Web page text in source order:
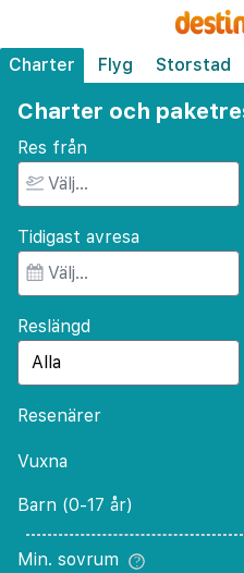
Charter Flyg Storstad
Charter och
Res från
Tidigast avresa
Reslängd
Resenärer
Vuxna
Barn (0-17 år)
Min. sovrum